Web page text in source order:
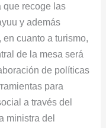
que recoge las
y además
cuanto a turismo,
de la mesa será
de políticas
para
a través del
ministra del